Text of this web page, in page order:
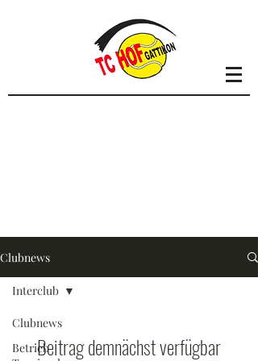
Clubnews
Clubnews
Betrieb
Interclub
Beitrag demnächst verfügbar